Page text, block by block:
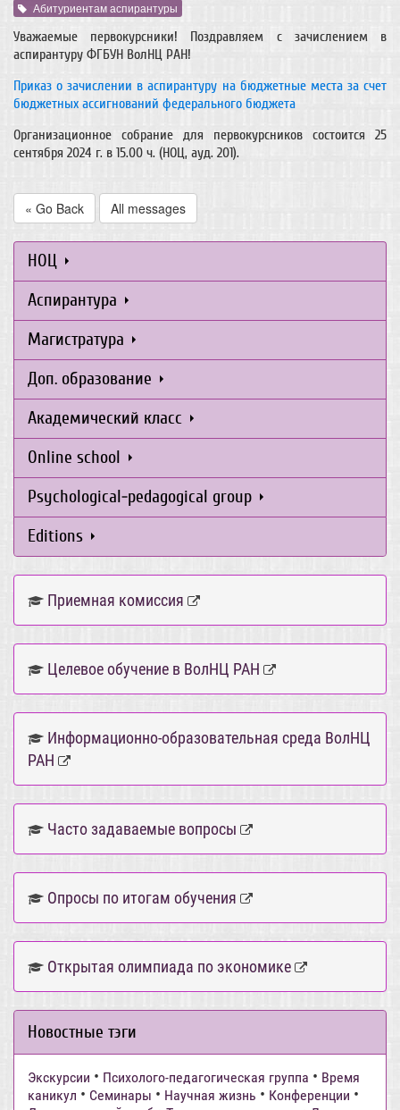
Абитуриентам аспирантуры
Уважаемые первокурсники! Поздравляем с зачислением в
аспирантуру ФГБУН ВолНЦ РАН!
Приказ о зачислении в аспирантуру на бюджетные места за счет
бюджетных ассигнований федерального бюджета
Организационное собрание для первокурсников состоится 25
сентября 2024 г. в 15.00 ч. (НОЦ, ауд. 201).
« Go Back All messages
НОЦ
Аспирантура
Магистратура
Доп. образование
Академический класс
Online school
Psychological-pedagogical group
Editions
Приемная комиссия
Целевое обучение в ВолНЦ РАН
Информационно-образовательная среда ВолНЦ
РАН
Часто задаваемые вопросы
Опросы по итогам обучения
Открытая олимпиада по экономике
Новостные тэги
Экскурсии • Психолого-педагогическая группа • Время
каникул • Семинары • Научная жизнь • Конференции •